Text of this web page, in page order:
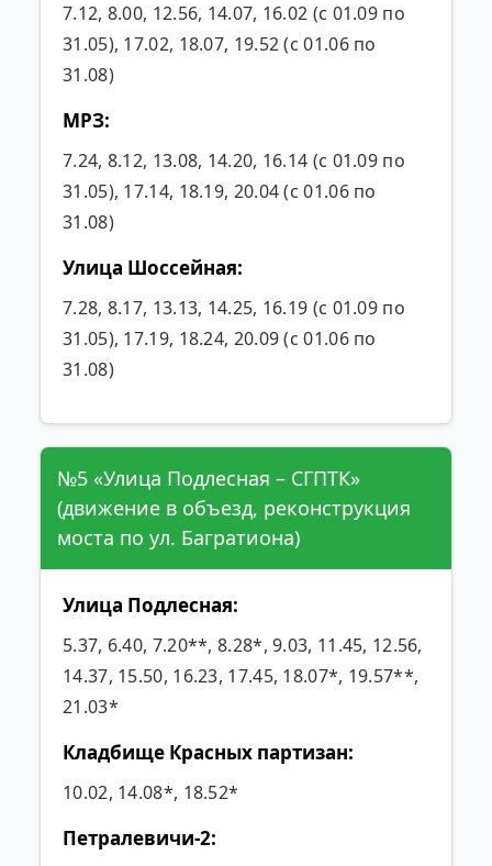
7.12, 8.00, 12.56, 14.07, 16.02 (с 01.09 по
31.05), 17.02, 18.07, 19.52 (с 01.06 по
31.08)
МРЗ:
7.24, 8.12, 13.08, 14.20, 16.14 (с 01.09 по
31.05), 17.14, 18.19, 20.04 (с 01.06 по
31.08)
Улица Шоссейная:
7.28, 8.17, 13.13, 14.25, 16.19 (с 01.09 по
31.05), 17.19, 18.24, 20.09 (с 01.06 по
31.08)
№5 «Улица Подлесная – СГПТК»
(движение в объезд, реконструкция
моста по ул. Багратиона)
Улица Подлесная:
5.37, 6.40, 7.20**, 8.28*, 9.03, 11.45, 12.56,
14.37, 15.50, 16.23, 17.45, 18.07*, 19.57**,
21.03*
Кладбище Красных партизан:
10.02, 14.08*, 18.52*
Петралевичи-2: